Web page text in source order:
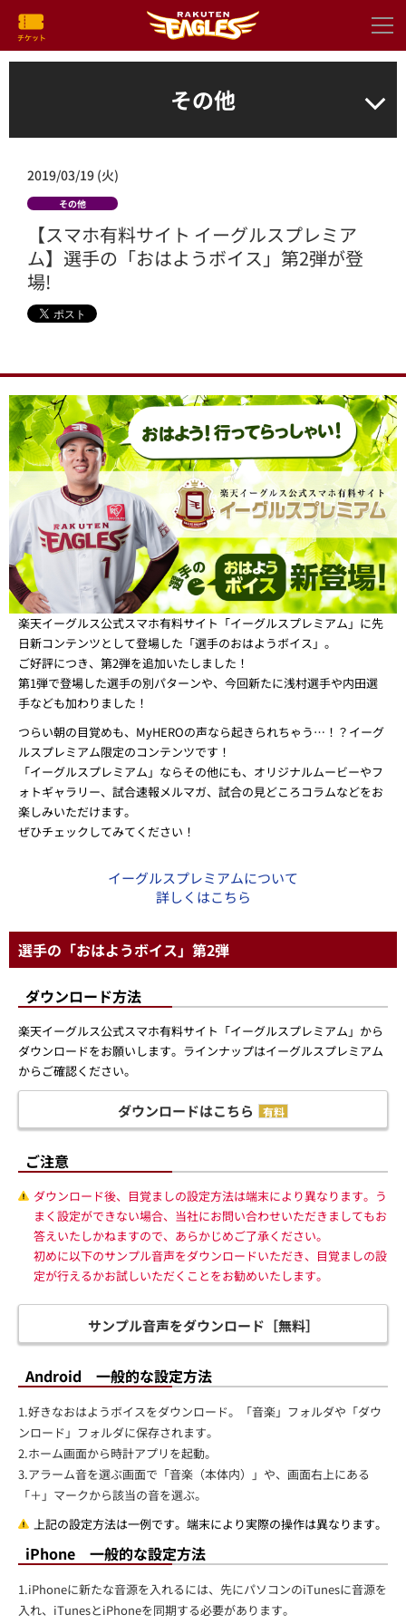
その他
2019/03/19 (火)
その他
【スマホ有料サイト イーグルスプレミア
ム】選手の「おはようボイス」第2弾が登
場!
楽天イーグルス公式スマホ有料サイト「イーグルスプレミアム」に先
日新コンテンツとして登場した「選手のおはようボイス」。
ご好評につき、第2弾を追加いたしました！
第1弾で登場した選手の別パターンや、今回新たに浅村選手や内田選
手なども加わりました！
つらい朝の目覚めも、MyHEROの声なら起きられちゃう…！？イーグ
ルスプレミアム限定のコンテンツです！
「イーグルスプレミアム」ならその他にも、オリジナルムービーやフ
ォトギャラリー、試合速報メルマガ、試合の見どころコラムなどをお
楽しみいただけます。
ぜひチェックしてみてください！
イーグルスプレミアムについて
詳しくはこちら
選手の「おはようボイス」第2弾
ダウンロード方法
楽天イーグルス公式スマホ有料サイト「イーグルスプレミアム」から
ダウンロードをお願いします。ラインナップはイーグルスプレミアム
からご確認ください。
ダウンロードはこちら 有料
ご注意
ダウンロード後、目覚ましの設定方法は端末により異なります。う
まく設定ができない場合、当社にお問い合わせいただきましてもお
答えいたしかねますので、あらかじめご了承ください。
初めに以下のサンプル音声をダウンロードいただき、目覚ましの設
定が行えるかお試しいただくことをお勧めいたします。
サンプル音声をダウンロード［無料］
Android 一般的な設定方法
1.好きなおはようボイスをダウンロード。「音楽」フォルダや「ダウ
ンロード」フォルダに保存されます。
2.ホーム画面から時計アプリを起動。
3.アラーム音を選ぶ画面で「音楽（本体内）」や、画面右上にある
「＋」マークから該当の音を選ぶ。
上記の設定方法は一例です。端末により実際の操作は異なります。
iPhone 一般的な設定方法
1.iPhoneに新たな音源を入れるには、先にパソコンのiTunesに音源を
入れ、iTunesとiPhoneを同期する必要があります。